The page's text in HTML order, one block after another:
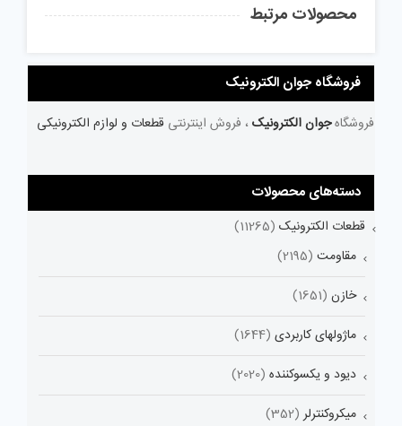
محصولات مرتبط
فروشگاه جوان الکترونیک
فروشگاهجوان الکترونیک ، فروش اینترنتی قطعات و لوازم الکترونیکی
دسته‌های محصولات
قطعات الکترونیک (11265)
مقاومت (2195)
خازن (1651)
ماژولهای کاربردی (1644)
دیود و یکسوکننده (2020)
میکروکنترلر (352)